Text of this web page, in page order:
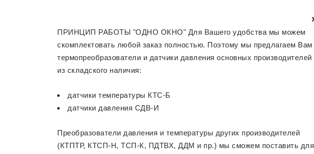
ПРИНЦИП РАБОТЫ "ОДНО ОКНО" Для Вашего удобства мы можем
скомплектовать любой заказ полностью. Поэтому мы предлагаем Вам
термопреобразователи и датчики давления основных производителей
из складского наличия:
датчики температуры КТС-Б
датчики давления СДВ-И
Преобразователи давления и температуры других производителей
(КТПТР, КТСП-Н, ТСП-К, ПДТВХ, ДДМ и пр.) мы сможем поставить для